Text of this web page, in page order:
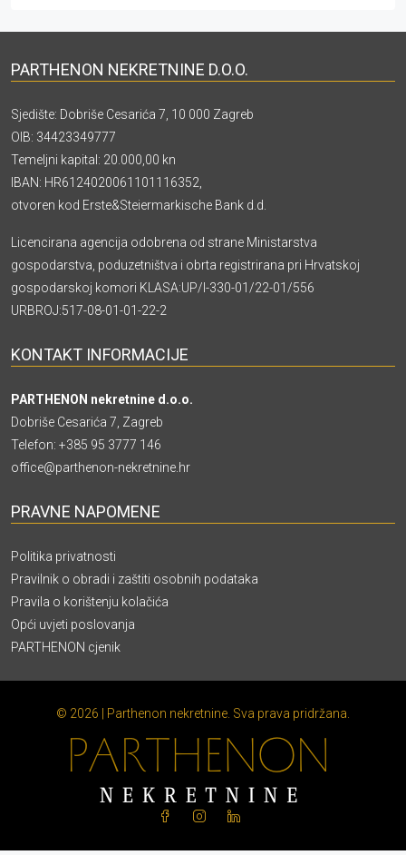
PARTHENON NEKRETNINE D.O.O.
Sjedište: Dobriše Cesarića 7, 10 000 Zagreb
OIB: 34423349777
Temeljni kapital: 20.000,00 kn
IBAN: HR6124020061101116352,
otvoren kod Erste&Steiermarkische Bank d.d.
Licencirana agencija odobrena od strane Ministarstva
gospodarstva, poduzetništva i obrta registrirana pri Hrvatskoj
gospodarskoj komori KLASA:UP/I-330-01/22-01/556
URBROJ:517-08-01-01-22-2
KONTAKT INFORMACIJE
PARTHENON nekretnine d.o.o.
Dobriše Cesarića 7, Zagreb
Telefon: +385 95 3777 146
office@parthenon-nekretnine.hr
PRAVNE NAPOMENE
Politika privatnosti
Pravilnik o obradi i zaštiti osobnih podataka
Pravila o korištenju kolačića
Opći uvjeti poslovanja
PARTHENON cjenik
© 2026 | Parthenon nekretnine. Sva prava pridržana.